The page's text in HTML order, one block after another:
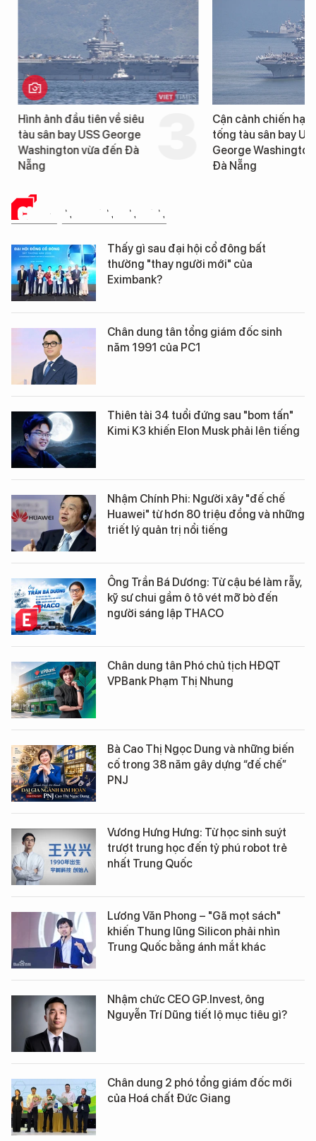
Hình ảnh đầu tiên về siêu
tàu sân bay USS George
Washington vừa đến Đà
Nẵng
Cận cảnh chiến hạm
tống tàu sân bay USS
George Washington
Đà Nẵng
CHUYỆN DOANH NHÂN
Thấy gì sau đại hội cổ đông bất
thường "thay người mới" của
Eximbank?
Chân dung tân tổng giám đốc sinh
năm 1991 của PC1
Thiên tài 34 tuổi đứng sau "bom tấn"
Kimi K3 khiến Elon Musk phải lên tiếng
Nhậm Chính Phi: Người xây "đế chế
Huawei" từ hơn 80 triệu đồng và những
triết lý quản trị nổi tiếng
Ông Trần Bá Dương: Từ cậu bé làm rẫy,
kỹ sư chui gầm ô tô vét mỡ bò đến
người sáng lập THACO
Chân dung tân Phó chủ tịch HĐQT
VPBank Phạm Thị Nhung
Bà Cao Thị Ngọc Dung và những biến
cố trong 38 năm gây dựng “đế chế”
PNJ
Vương Hưng Hưng: Từ học sinh suýt
trượt trung học đến tỷ phú robot trẻ
nhất Trung Quốc
Lương Văn Phong – "Gã mọt sách"
khiến Thung lũng Silicon phải nhìn
Trung Quốc bằng ánh mắt khác
Nhậm chức CEO GP.Invest, ông
Nguyễn Trí Dũng tiết lộ mục tiêu gì?
Chân dung 2 phó tổng giám đốc mới
của Hoá chất Đức Giang